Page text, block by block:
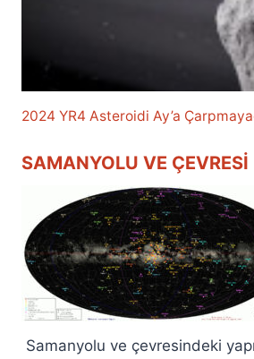
2024 YR4 Asteroidi Ay’a
SAMANYOLU VE ÇEVRESI
Samanyolu ve çevresindeki